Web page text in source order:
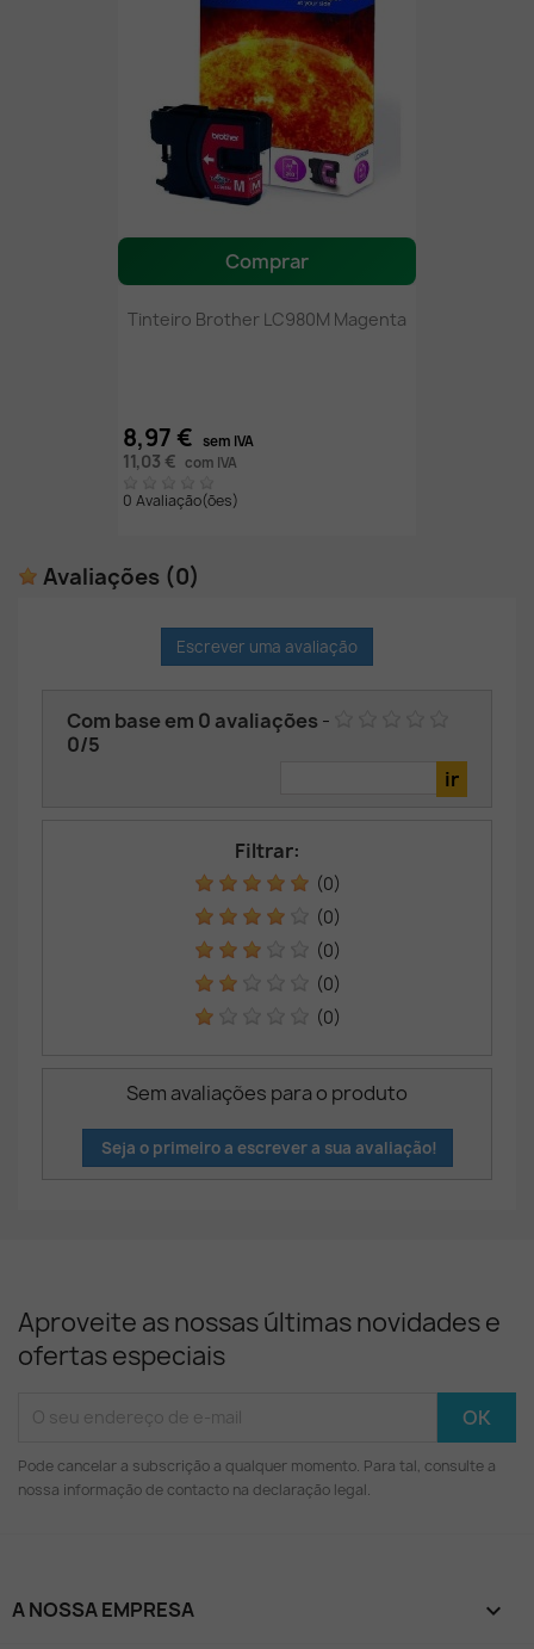
Comprar
Tinteiro Brother LC980M Magenta
8,97 € sem IVA
11,03 € com IVA
0 Avaliação(ões)
Avaliações (0)
Escrever uma avaliação
Com base em 0 avaliações -
0/5
Filtrar:
(0)
(0)
(0)
(0)
(0)
Sem avaliações para o produto
Seja o primeiro a escrever a sua avaliação!
Aproveite as nossas últimas novidades e
ofertas especiais
Pode cancelar a subscrição a qualquer momento. Para tal, consulte a
nossa informação de contacto na declaração legal.
A NOSSA EMPRESA 